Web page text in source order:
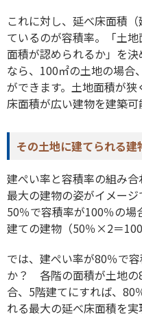
これに対し、延べ床面積
ているのが容積率。「土
面積が認められるか」を
なら、100㎡の土地の場合
ができます。土地面積が
床面積が広い建物を建築可
その土地に建てられる建
建ぺい率と容積率の組み
最大の建物の姿がイメー
50％で容積率が100％の
建ての建物（50％×2＝100
では、建ぺい率が80％で
か？ 各階の面積が土地の
合、5階建てにすれば、
れる最大の延べ床面積を実